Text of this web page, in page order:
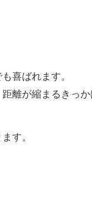
喜ばれます。
離が縮まるきっか
す。